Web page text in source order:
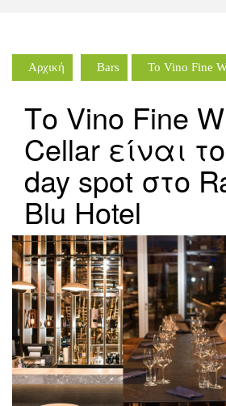
Αρχική Bars Το Vino Fine
Το Vino Fine
Cellar είναι
day spot στο
Blu Hotel